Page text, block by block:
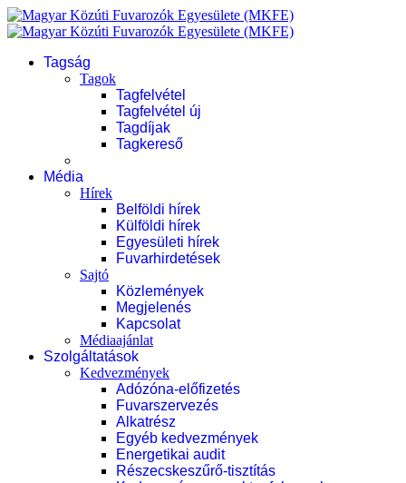
Tagság
Tagok
Tagfelvétel
Tagfelvétel új
Tagdíjak
Tagkereső
Média
Hírek
Belföldi hírek
Külföldi hírek
Egyesületi hírek
Fuvarhirdetések
Sajtó
Közlemények
Megjelenés
Kapcsolat
Médiaajánlat
Szolgáltatások
Kedvezmények
Adózóna-előfizetés
Fuvarszervezés
Alkatrész
Egyéb kedvezmények
Energetikai audit
Részecskeszűrő-tisztítás